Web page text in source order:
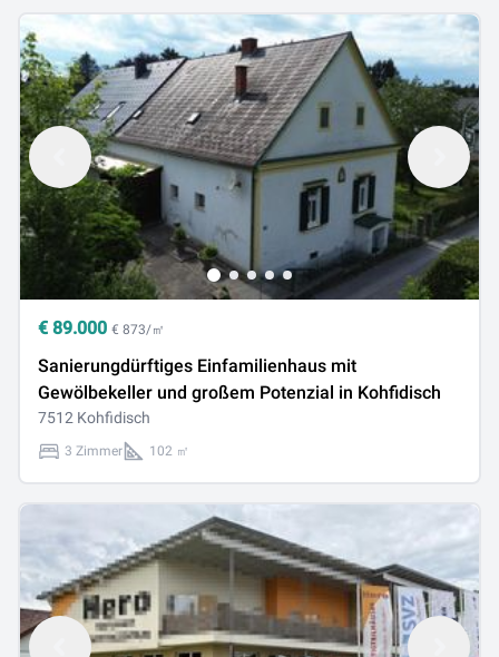
€ 89.000 € 873/㎡
Sanierungdürftiges Einfamilienhaus mit
Gewölbekeller und großem Potenzial in Kohfidisch
7512 Kohfidisch
3 Zimmer 102 ㎡